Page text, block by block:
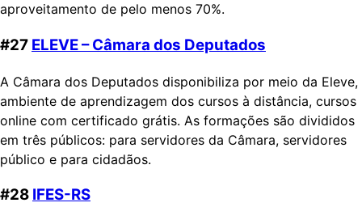
aproveitamento de pelo menos 70%.
#27 ELEVE – Câmara dos Deputados
A Câmara dos Deputados disponibiliza por meio da Eleve,
ambiente de aprendizagem dos cursos à distância, cursos
online com certificado grátis. As formações são divididos
em três públicos: para servidores da Câmara, servidores
público e para cidadãos.
#28 IFES-RS